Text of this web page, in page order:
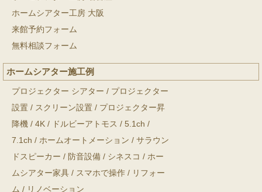
ホームシアター工房 大阪
来館予約フォーム
無料相談フォーム
ホームシアター施工例
プロジェクター シアター / プロジェクター
設置 / スクリーン設置 / プロジェクター昇
降機 / 4K / ドルビーアトモス / 5.1ch /
7.1ch / ホームオートメーション / サラウン
ドスピーカー / 防音設備 / シネスコ / ホー
ムシアター家具 / スマホで操作 / リフォー
ム / リノベーション